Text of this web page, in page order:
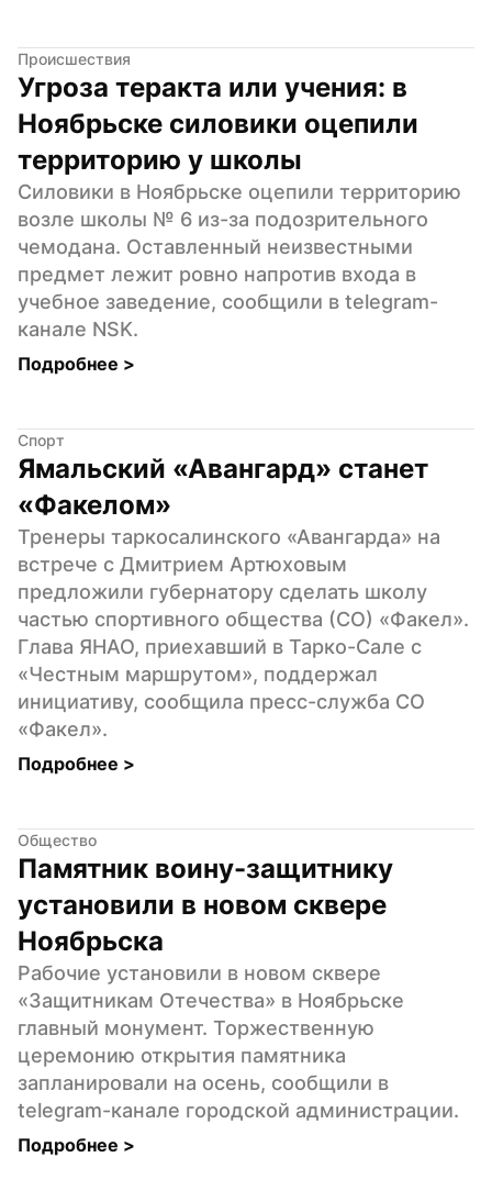
Происшествия
Угроза теракта или учения: в
Ноябрьске силовики оцепили
территорию у школы
Силовики в Ноябрьске оцепили территорию
возле школы № 6 из-за подозрительного
чемодана. Оставленный неизвестными
предмет лежит ровно напротив входа в
учебное заведение, сообщили в telegram-
канале NSK.
Подробнее >
Спорт
Ямальский «Авангард» станет
«Факелом»
Тренеры таркосалинского «Авангарда» на
встрече с Дмитрием Артюховым
предложили губернатору сделать школу
частью спортивного общества (СО) «Факел».
Глава ЯНАО, приехавший в Тарко-Сале с
«Честным маршрутом», поддержал
инициативу, сообщила пресс-служба СО
«Факел».
Подробнее >
Общество
Памятник воину-защитнику
установили в новом сквере
Ноябрьска
Рабочие установили в новом сквере
«Защитникам Отечества» в Ноябрьске
главный монумент. Торжественную
церемонию открытия памятника
запланировали на осень, сообщили в
telegram-канале городской администрации.
Подробнее >